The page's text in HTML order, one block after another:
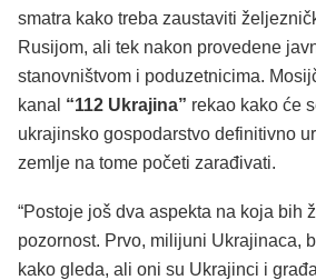
smatra kako treba zaustaviti
Rusijom, ali tek nakon provedene
stanovništvom i poduzetnicima.
kanal “112 Ukrajina” rekao kako će
ukrajinsko gospodarstvo definitivno
zemlje na tome početi zarađivati.
“Postoje još dva aspekta na koja bih
pozornost. Prvo, milijuni Ukrajinaca,
kako gleda, ali oni su Ukrajinci i